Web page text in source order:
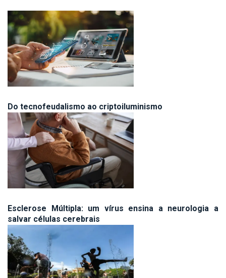
Do tecnofeudalismo ao criptoiluminismo
Esclerose Múltipla: um vírus ensina a neurologia a
salvar células cerebrais